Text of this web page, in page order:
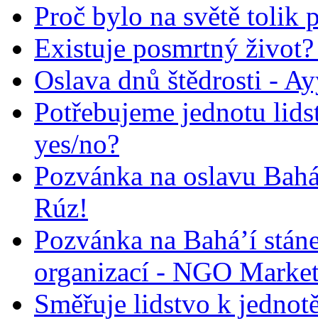
Proč bylo na světě tolik
Existuje posmrtný
Oslava dnů štědrosti -
Potřebujeme jednotu
yes/no?
Pozvánka na oslavu
Rúz!
Pozvánka na Bahá’í
organizací - NGO
Směřuje lidstvo k